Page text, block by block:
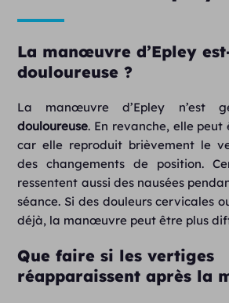
La manœuvre d’Epley
douloureuse ?
La manœuvre d’Epley n’est
douloureuse. En revanche, elle
car elle reproduit brièvement le
des changements de position.
ressentent aussi des nausées
séance. Si des douleurs cervicales
déjà, la manœuvre peut être plus
Que faire si les vertiges
réapparaissent après la